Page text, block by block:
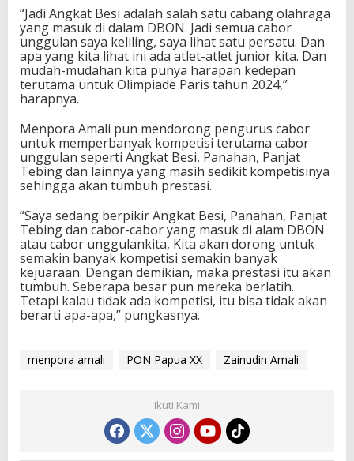
n
i
o
r
“Jadi Angkat Besi adalah salah satu cabang olahraga
yang masuk di dalam DBON. Jadi semua cabor
unggulan saya keliling, saya lihat satu persatu. Dan
apa yang kita lihat ini ada atlet-atlet junior kita. Dan
mudah-mudahan kita punya harapan kedepan
terutama untuk Olimpiade Paris tahun 2024,”
harapnya.
Menpora Amali pun mendorong pengurus cabor
untuk memperbanyak kompetisi terutama cabor
unggulan seperti Angkat Besi, Panahan, Panjat
Tebing dan lainnya yang masih sedikit kompetisinya
sehingga akan tumbuh prestasi.
“Saya sedang berpikir Angkat Besi, Panahan, Panjat
Tebing dan cabor-cabor yang masuk di alam DBON
atau cabor unggulankita, Kita akan dorong untuk
semakin banyak kompetisi semakin banyak
kejuaraan. Dengan demikian, maka prestasi itu akan
tumbuh. Seberapa besar pun mereka berlatih.
Tetapi kalau tidak ada kompetisi, itu bisa tidak akan
berarti apa-apa,” pungkasnya.
menpora amali PON Papua XX Zainudin Amali
Ikuti Kami